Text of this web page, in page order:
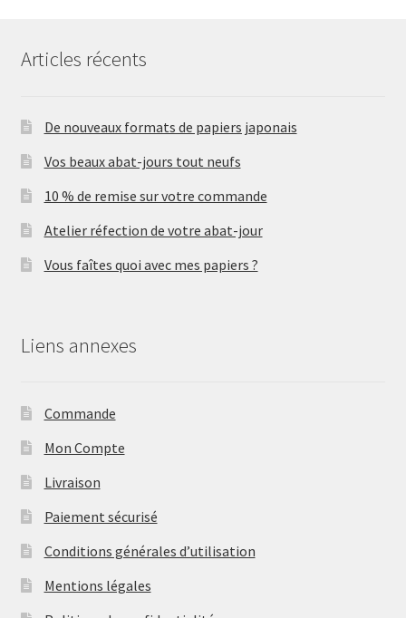
Articles récents
De nouveaux formats de papiers japonais
Vos beaux abat-jours tout neufs
10 % de remise sur votre commande
Atelier réfection de votre abat-jour
Vous faîtes quoi avec mes papiers ?
Liens annexes
Commande
Mon Compte
Livraison
Paiement sécurisé
Conditions générales d’utilisation
Mentions légales